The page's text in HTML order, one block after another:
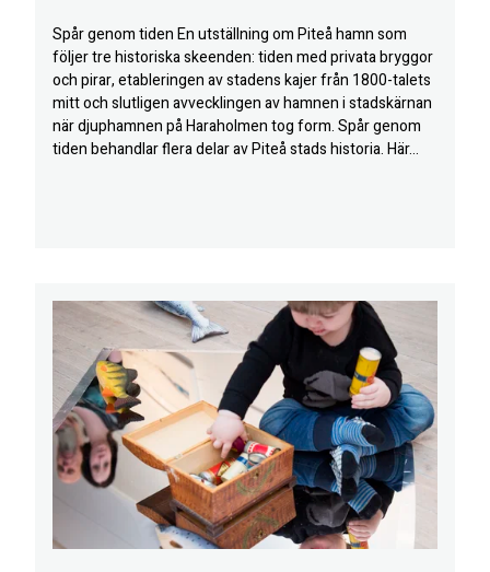
Spår genom tiden En utställning om Piteå hamn som
följer tre historiska skeenden: tiden med privata bryggor
och pirar, etableringen av stadens kajer från 1800-talets
mitt och slutligen avvecklingen av hamnen i stadskärnan
när djuphamnen på Haraholmen tog form. Spår genom
tiden behandlar flera delar av Piteå stads historia. Här...